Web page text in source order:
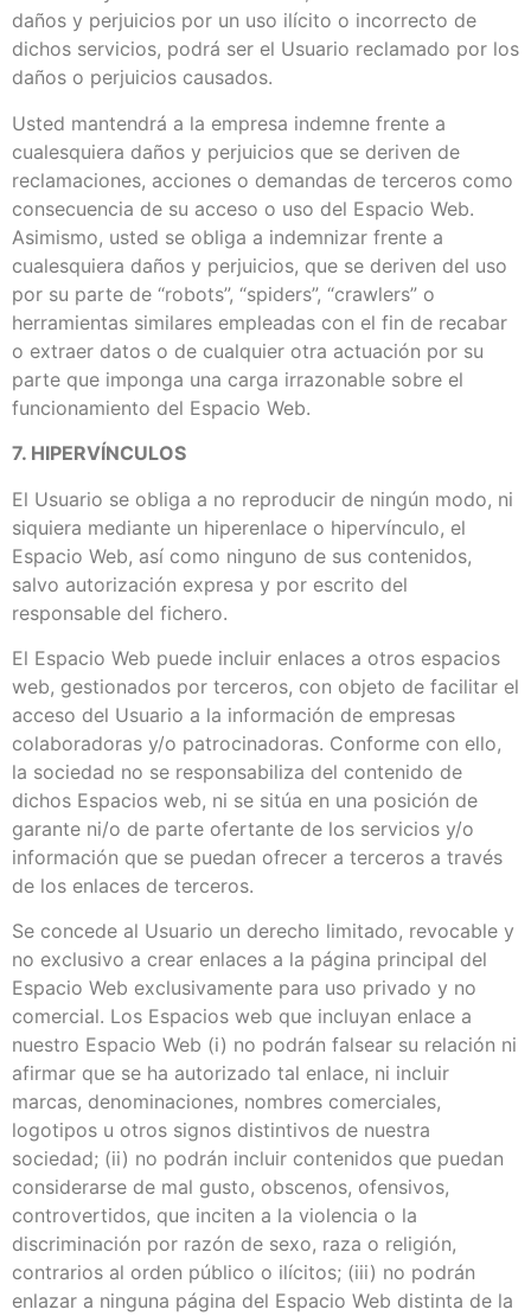
daños y perjuicios por un uso ilícito o incorrecto de
dichos servicios, podrá ser el Usuario reclamado por los
daños o perjuicios causados.
Usted mantendrá a la empresa indemne frente a
cualesquiera daños y perjuicios que se deriven de
reclamaciones, acciones o demandas de terceros como
consecuencia de su acceso o uso del Espacio Web.
Asimismo, usted se obliga a indemnizar frente a
cualesquiera daños y perjuicios, que se deriven del uso
por su parte de “robots”, “spiders”, “crawlers” o
herramientas similares empleadas con el fin de recabar
o extraer datos o de cualquier otra actuación por su
parte que imponga una carga irrazonable sobre el
funcionamiento del Espacio Web.
7. HIPERVÍNCULOS
El Usuario se obliga a no reproducir de ningún modo, ni
siquiera mediante un hiperenlace o hipervínculo, el
Espacio Web, así como ninguno de sus contenidos,
salvo autorización expresa y por escrito del
responsable del fichero.
El Espacio Web puede incluir enlaces a otros espacios
web, gestionados por terceros, con objeto de facilitar el
acceso del Usuario a la información de empresas
colaboradoras y/o patrocinadoras. Conforme con ello,
la sociedad no se responsabiliza del contenido de
dichos Espacios web, ni se sitúa en una posición de
garante ni/o de parte ofertante de los servicios y/o
información que se puedan ofrecer a terceros a través
de los enlaces de terceros.
Se concede al Usuario un derecho limitado, revocable y
no exclusivo a crear enlaces a la página principal del
Espacio Web exclusivamente para uso privado y no
comercial. Los Espacios web que incluyan enlace a
nuestro Espacio Web (i) no podrán falsear su relación ni
afirmar que se ha autorizado tal enlace, ni incluir
marcas, denominaciones, nombres comerciales,
logotipos u otros signos distintivos de nuestra
sociedad; (ii) no podrán incluir contenidos que puedan
considerarse de mal gusto, obscenos, ofensivos,
controvertidos, que inciten a la violencia o la
discriminación por razón de sexo, raza o religión,
contrarios al orden público o ilícitos; (iii) no podrán
enlazar a ninguna página del Espacio Web distinta de la